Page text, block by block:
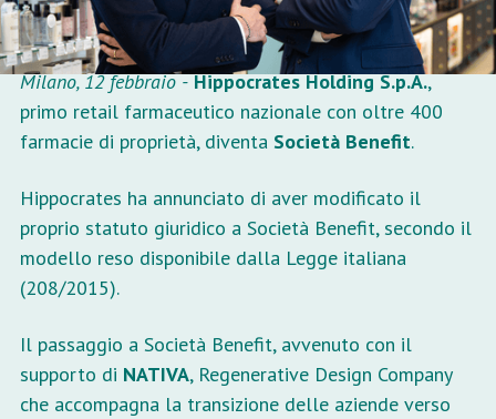
Milano, 12 febbraio -Hippocrates Holding S.p.A.,
primo retail farmaceutico nazionale con oltre 400
farmacie di proprietà, diventa Società Benefit.
Hippocrates ha annunciato di aver modificato il
proprio statuto giuridico a Società Benefit, secondo il
modello reso disponibile dalla Legge italiana
(208/2015).
Il passaggio a Società Benefit, avvenuto con il
supporto di NATIVA, Regenerative Design Company
che accompagna la transizione delle aziende verso